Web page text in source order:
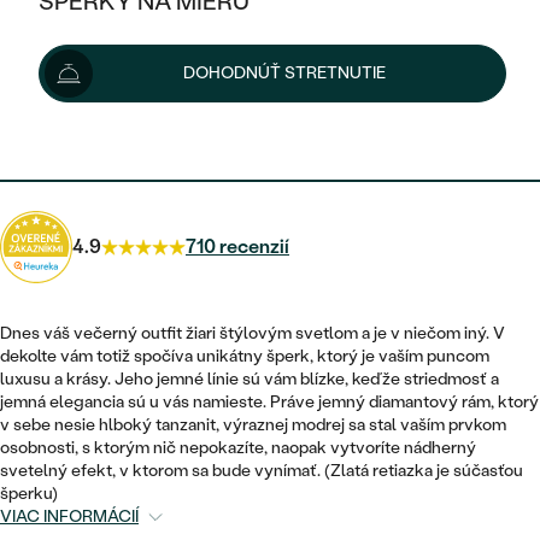
KOMBINOVANÉ ZLATO
PODĽA ŠTÝLU
ETERNITY
VINTAGE
NETRADIČNÉ
TEPANÉ
POSTRANNÉ DRAHOKAMY
HALO
VINTAGE
SET ZÁSNUBNÉHO PRSTEŇA A
NETRADIČNÉ
ZOSTAVTE SI PRSTEŇ
ZAČAŤ S PRSTEŇOM
VÝPREDAJ
ŠPERKY ČO POMÁHAJÚ
PODĽA TYPU
NÁUŠNICE
PRSTENE
PRÍVESKY
NÁRAMKY
SETY
PÁNSKE ŠPERKY
PLATINOVÉ
NAPICHOVACIE
KRUHOVÉ
MINIMALISTICKÉ
VISIACE
SOLITÉR
V TVARE SRDCA
ZLATÉ
STRIEBORNÉ
PODĽA ŠTÝLU
SOLITÉR
NARODENIE DIEŤAŤA
PERSONALIZOVANÉ
SO ZNAMENÍM ZVEROKRUHU
MINIMALISTICKÉ
VÝPREDAJ
ZLATÉ
STRIEBORNÉ
PODĽA ŠTÝLU
ETERNITY
MINIMALISTICKÉ
DOHODNÚŤ STRETNUTIE
1 802 €
Možnosti doručenia
4.9 710 recenzií
Dnes váš večerný outfit žiari štýlovým svetlom a je v niečom iný. V
dekolte vám totiž spočíva unikátny šperk, ktorý je vaším puncom
luxusu a krásy. Jeho jemné línie sú vám blízke, keďže striedmosť a
jemná elegancia sú u vás namieste. Práve jemný diamantový rám, ktorý
v sebe nesie hlboký tanzanit, výraznej modrej sa stal vaším prvkom
osobnosti, s ktorým nič nepokazíte, naopak vytvoríte nádherný
svetelný efekt, v ktorom sa bude vynímať. (Zlatá retiazka je súčasťou
šperku)
VIAC INFORMÁCIÍ